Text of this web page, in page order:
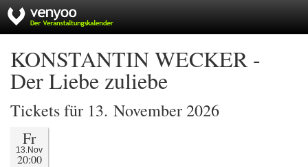
KONSTANTIN WECKER -
Der Liebe zuliebe
Tickets für 13. November 2026
Fr
13.Nov
20:00